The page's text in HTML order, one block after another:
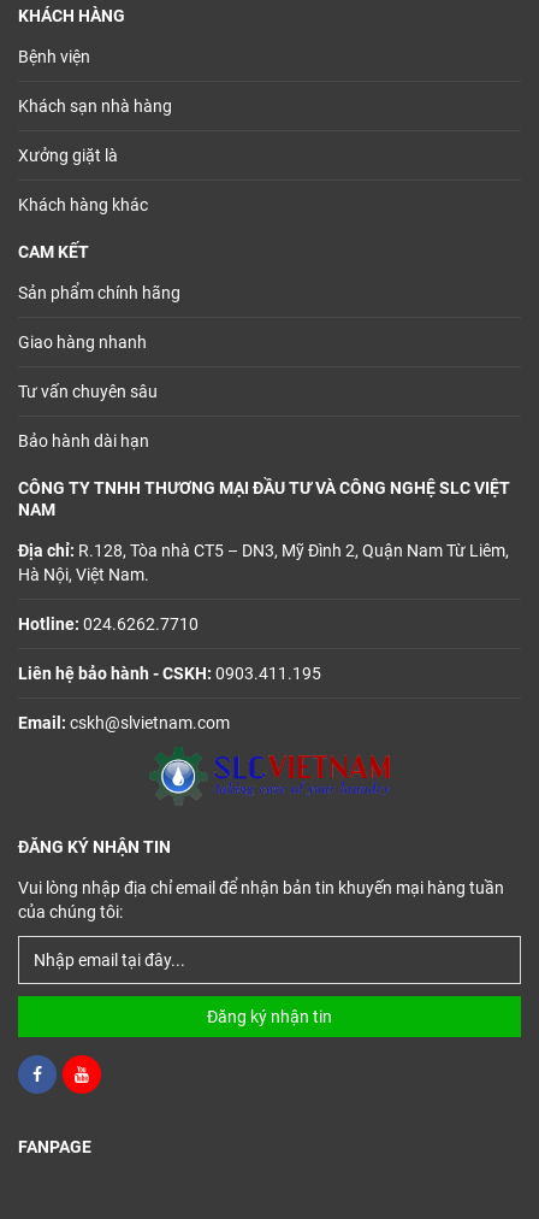
KHÁCH HÀNG
Bệnh viện
Khách sạn nhà hàng
Xưởng giặt là
Khách hàng khác
CAM KẾT
Sản phẩm chính hãng
Giao hàng nhanh
Tư vấn chuyên sâu
Bảo hành dài hạn
CÔNG TY TNHH THƯƠNG MẠI ĐẦU TƯ VÀ CÔNG NGHỆ SLC VIỆT
NAM
Địa chỉ: R.128, Tòa nhà CT5 – DN3, Mỹ Đình 2, Quận Nam Từ Liêm,
Hà Nội, Việt Nam.
Hotline: 024.6262.7710
Liên hệ bảo hành - CSKH: 0903.411.195
Email: cskh@slvietnam.com
ĐĂNG KÝ NHẬN TIN
Vui lòng nhập địa chỉ email để nhận bản tin khuyến mại hàng tuần
của chúng tôi:
Đăng ký nhận tin
FANPAGE